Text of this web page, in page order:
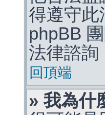
得遵守此
phpBB
法律諮詢
回頂端
» 我為什